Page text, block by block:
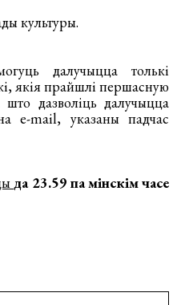
культуры.
далучыцца толькі
якія прайшлі першасную
дазволіць далучыцца
e-mail, указаны падчас
да 23.59 па мінскім часе